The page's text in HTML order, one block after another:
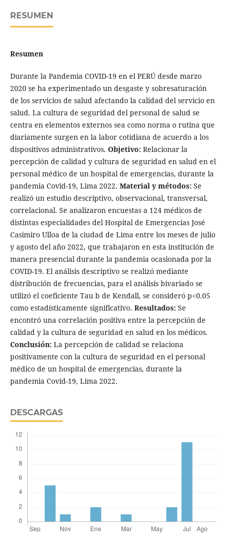
RESUMEN
Resumen
Durante la Pandemia COVID-19 en el PERÚ desde marzo
2020 se ha experimentado un desgaste y sobresaturación
de los servicios de salud afectando la calidad del servicio en
salud. La cultura de seguridad del personal de salud se
centra en elementos externos sea como norma o rutina que
diariamente surgen en la labor cotidiana de acuerdo a los
dispositivos administrativos. Objetivo:Relacionar la
percepción de calidad y cultura de seguridad en salud en el
personal médico de un hospital de emergencias, durante la
pandemia Covid-19, Lima 2022. Material y métodos: Se
realizó un estudio descriptivo, observacional, transversal,
correlacional. Se analizaron encuestas a 124 médicos de
distintas especialidades del Hospital de Emergencias José
Casimiro Ulloa de la ciudad de Lima entre los meses de julio
y agosto del año 2022, que trabajaron en esta institución de
manera presencial durante la pandemia ocasionada por la
COVID-19. El análisis descriptivo se realizó mediante
distribución de frecuencias, para el análisis bivariado se
utilizó el coeficiente Tau b de Kendall, se consideró p<0.05
como estadísticamente significativo. Resultados: Se
encontró una correlación positiva entre la percepción de
calidad y la cultura de seguridad en salud en los médicos.
Conclusión: La percepción de calidad se relaciona
positivamente con la cultura de seguridad en el personal
médico de un hospital de emergencias, durante la
pandemia Covid-19, Lima 2022.
DESCARGAS